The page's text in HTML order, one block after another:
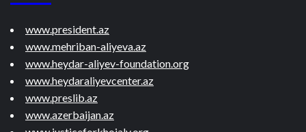
www.president.az
www.mehriban-aliyeva.az
www.heydar-aliyev-foundation.org
www.heydaraliyevcenter.az
www.preslib.az
www.azerbaijan.az